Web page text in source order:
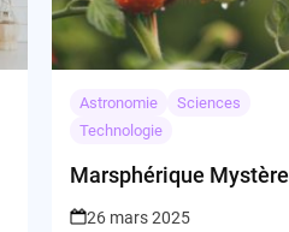
Astronomie
Sciences
Technologie
Marsphérique Mystère
26 mars 2025